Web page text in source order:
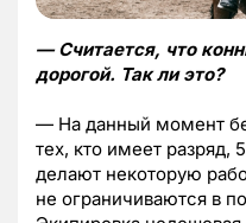
— Считается, что
дорогой. Так ли это?
— На данный момент
тех, кто имеет
делают некоторую
не ограничиваются в